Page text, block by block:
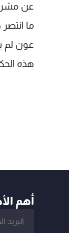
عن
ما
عون لم
هذه
أهم